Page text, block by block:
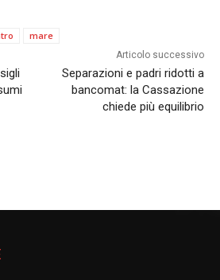
mare
Articolo successivo
Separazioni e padri ridotti a
bancomat: la Cassazione
chiede più equilibrio